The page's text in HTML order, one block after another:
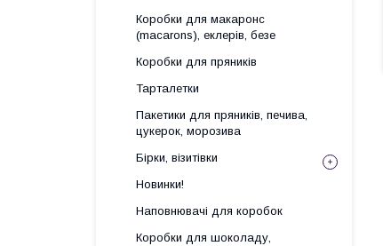
Коробки для макаронс
(macarons), еклерів, безе
Коробки для пряників
Тарталетки
Пакетики для пряників, печива,
цукерок, морозива
Бірки, візитівки
Новинки!
Наповнювачі для коробок
Коробки для шоколаду,